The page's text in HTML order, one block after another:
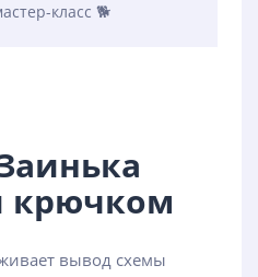
класс 🐕
крючком
вывод схемы